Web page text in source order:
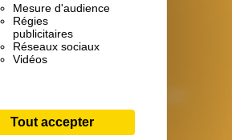
Mesure d'audience
Régies
publicitaires
Réseaux sociaux
Vidéos
Tout accepter
15 boulevard de Berlin